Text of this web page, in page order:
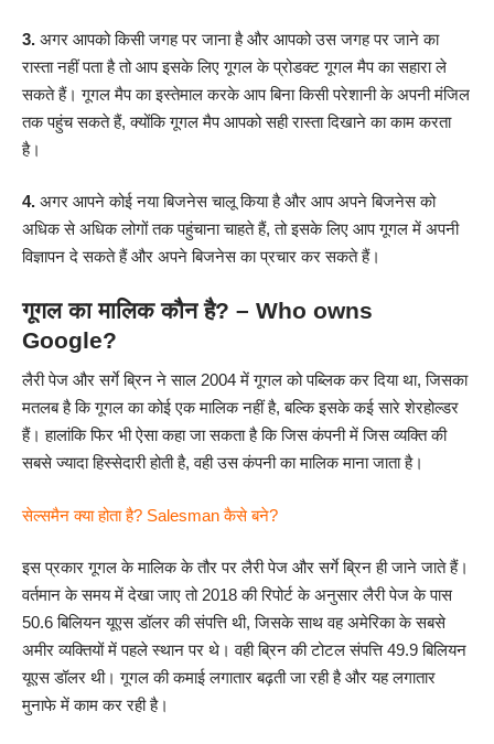
3. अगर आपको किसी जगह पर जाना है और आपको उस जगह पर जाने का
रास्ता नहीं पता है तो आप इसके लिए गूगल के प्रोडक्ट गूगल मैप का सहारा ले
सकते हैं। गूगल मैप का इस्तेमाल करके आप बिना किसी परेशानी के अपनी मंजिल
तक पहुंच सकते हैं, क्योंकि गूगल मैप आपको सही रास्ता दिखाने का काम करता
है।
4. अगर आपने कोई नया बिजनेस चालू किया है और आप अपने बिजनेस को
अधिक से अधिक लोगों तक पहुंचाना चाहते हैं, तो इसके लिए आप गूगल में अपनी
विज्ञापन दे सकते हैं और अपने बिजनेस का प्रचार कर सकते हैं।
गूगल का मालिक कौन है? – Who owns
Google?
लैरी पेज और सर्गे ब्रिन ने साल 2004 में गूगल को पब्लिक कर दिया था, जिसका
मतलब है कि गूगल का कोई एक मालिक नहीं है, बल्कि इसके कई सारे शेरहोल्डर
हैं। हालांकि फिर भी ऐसा कहा जा सकता है कि जिस कंपनी में जिस व्यक्ति की
सबसे ज्यादा हिस्सेदारी होती है, वही उस कंपनी का मालिक माना जाता है।
सेल्समैन क्या होता है? Salesman कैसे बने?
इस प्रकार गूगल के मालिक के तौर पर लैरी पेज और सर्गे ब्रिन ही जाने जाते हैं।
वर्तमान के समय में देखा जाए तो 2018 की रिपोर्ट के अनुसार लैरी पेज के पास
50.6 बिलियन यूएस डॉलर की संपत्ति थी, जिसके साथ वह अमेरिका के सबसे
अमीर व्यक्तियों में पहले स्थान पर थे। वही ब्रिन की टोटल संपत्ति 49.9 बिलियन
यूएस डॉलर थी। गूगल की कमाई लगातार बढ़ती जा रही है और यह लगातार
मुनाफे में काम कर रही है।